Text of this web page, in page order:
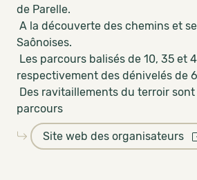
de Parelle.
A la découverte des chemins et
Saônoises.
Les parcours balisés de 10, 35 et
respectivement des dénivelés de
Des ravitaillements du terroir
parcours
Site web des organisateurs